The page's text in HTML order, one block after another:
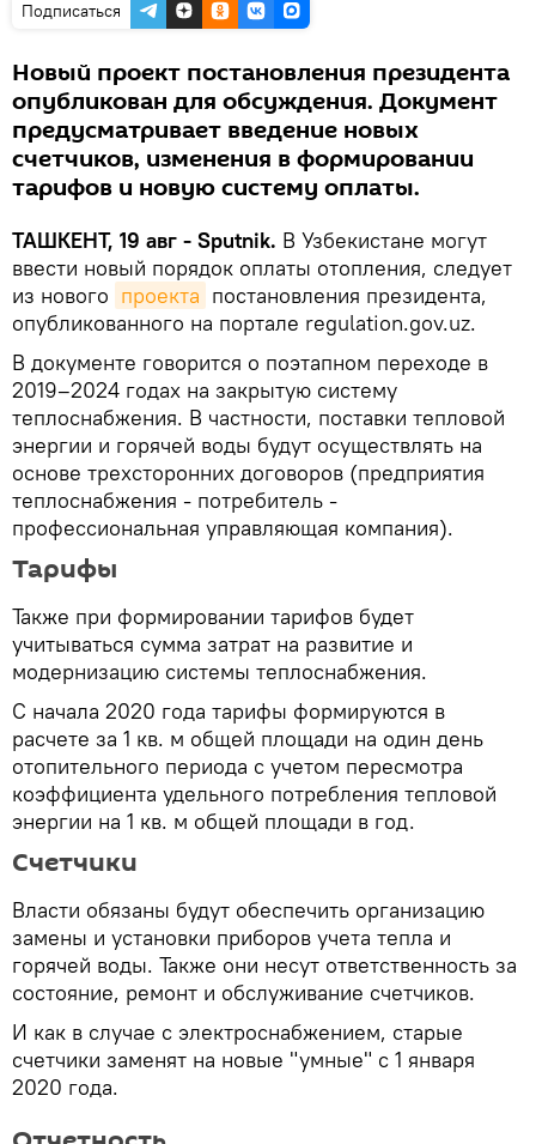
Подписаться
Новый проект постановления президента
опубликован для обсуждения. Документ
предусматривает введение новых
счетчиков, изменения в формировании
тарифов и новую систему оплаты.
ТАШКЕНТ, 19 авг - Sputnik. В Узбекистане могут
ввести новый порядок оплаты отопления, следует
из нового проекта постановления президента,
опубликованного на портале regulation.gov.uz.
В документе говорится о поэтапном переходе в
2019–2024 годах на закрытую систему
теплоснабжения. В частности, поставки тепловой
энергии и горячей воды будут осуществлять на
основе трехсторонних договоров (предприятия
теплоснабжения - потребитель -
профессиональная управляющая компания).
Тарифы
Также при формировании тарифов будет
учитываться сумма затрат на развитие и
модернизацию системы теплоснабжения.
С начала 2020 года тарифы формируются в
расчете за 1 кв. м общей площади на один день
отопительного периода с учетом пересмотра
коэффициента удельного потребления тепловой
энергии на 1 кв. м общей площади в год.
Счетчики
Власти обязаны будут обеспечить организацию
замены и установки приборов учета тепла и
горячей воды. Также они несут ответственность за
состояние, ремонт и обслуживание счетчиков.
И как в случае с электроснабжением, старые
счетчики заменят на новые "умные" с 1 января
2020 года.